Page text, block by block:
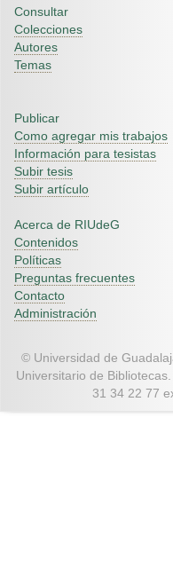
Consultar
Colecciones
Autores
Temas
Publicar
Como agregar mis trabajos
Información para tesistas
Subir tesis
Subir artículo
Acerca de RIUdeG
Contenidos
Políticas
Preguntas frecuentes
Contacto
Administración
© Universidad de
Universitario de Bibliotecas.
31 34 22 77